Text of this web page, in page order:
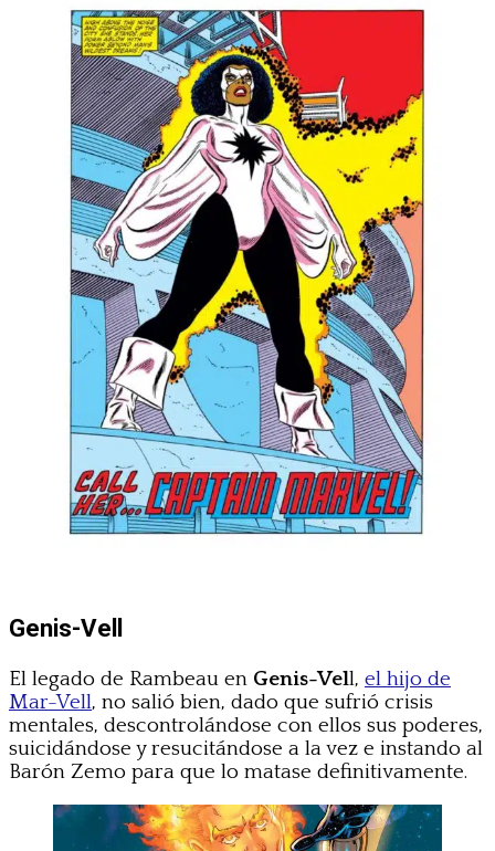
Genis-Vell
El legado de Rambeau en Genis-Vell, el hijo de
Mar-Vell, no salió bien, dado que sufrió crisis
mentales, descontrolándose con ellos sus poderes,
suicidándose y resucitándose a la vez e instando al
Barón Zemo para que lo matase definitivamente.